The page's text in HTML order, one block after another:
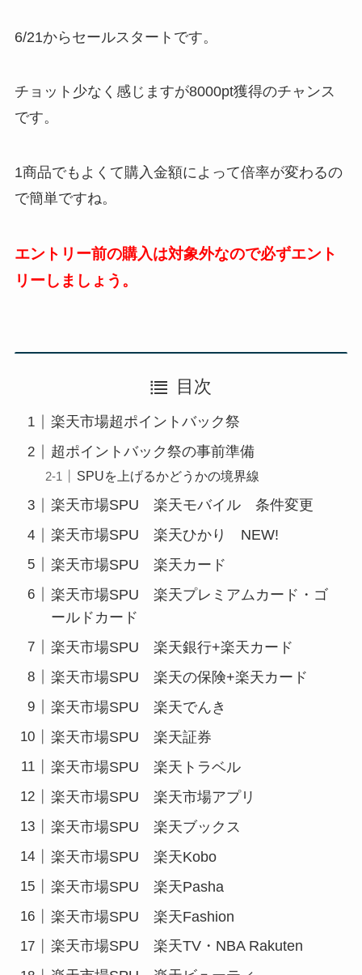
6/21からセールスタートです。
チョット少なく感じますが8000pt獲得のチャンス
です。
1商品でもよくて購入金額によって倍率が変わるの
で簡単ですね。
エントリー前の購入は対象外なので必ずエント
リーしましょう。
目次
楽天市場超ポイントバック祭
超ポイントバック祭の事前準備
SPUを上げるかどうかの境界線
楽天市場SPU 楽天モバイル 条件変更
楽天市場SPU 楽天ひかり NEW!
楽天市場SPU 楽天カード
楽天市場SPU 楽天プレミアムカード・ゴ
ールドカード
楽天市場SPU 楽天銀行+楽天カード
楽天市場SPU 楽天の保険+楽天カード
楽天市場SPU 楽天でんき
楽天市場SPU 楽天証券
楽天市場SPU 楽天トラベル
楽天市場SPU 楽天市場アプリ
楽天市場SPU 楽天ブックス
楽天市場SPU 楽天Kobo
楽天市場SPU 楽天Pasha
楽天市場SPU 楽天Fashion
楽天市場SPU 楽天TV・NBA Rakuten